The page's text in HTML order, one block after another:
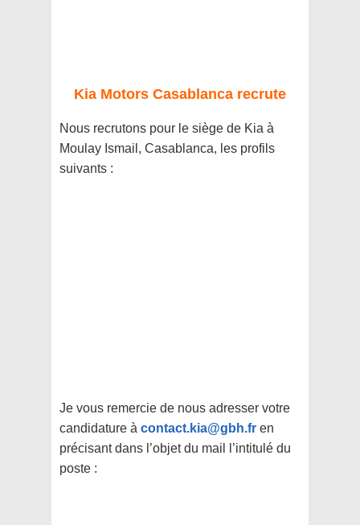
Kia Motors Casablanca recrute
Nous recrutons pour le siège de Kia à
Moulay Ismail, Casablanca, les profils
suivants :
Je vous remercie de nous adresser votre
candidature à contact.kia@gbh.fr en
précisant dans l’objet du mail l’intitulé du
poste :